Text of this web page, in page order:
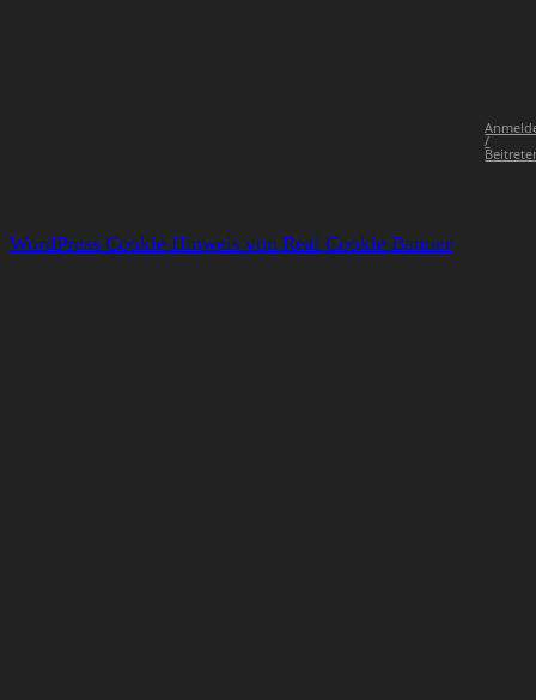
/
WordPress Cookie Hinweis von Real Cookie Banner